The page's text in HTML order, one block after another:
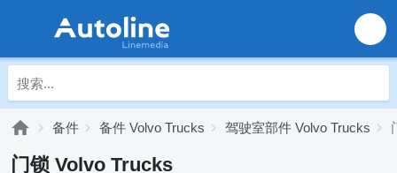
备件 备件 Volvo Trucks 驾驶室部件 Volvo Trucks
门锁 Volvo Trucks